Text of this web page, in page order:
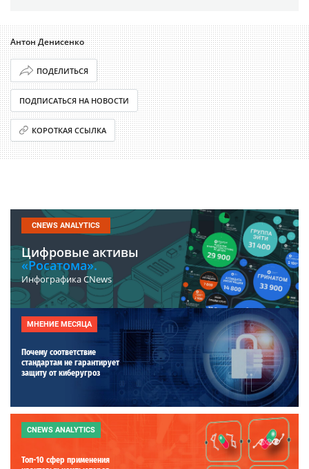
Антон Денисенко
ПОДЕЛИТЬСЯ
ПОДПИСАТЬСЯ НА НОВОСТИ
КОРОТКАЯ ССЫЛКА
CNEWS ANALYTICS
Цифровые активы
«Росатома».
Инфографика CNews
МНЕНИЕ МЕСЯЦА
Почему соответствие
стандартам не гарантирует
защиту от киберугроз
CNEWS ANALYTICS
Топ-10 сфер применения